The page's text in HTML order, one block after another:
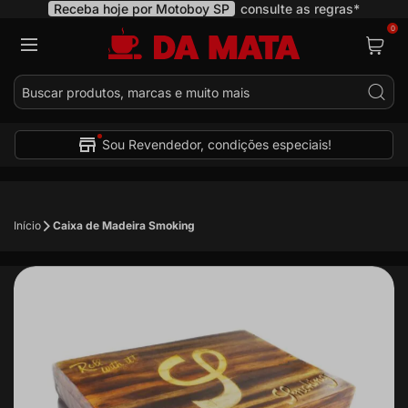
Receba hoje por Motoboy SP consulte as regras*
0
Sou Revendedor, condições especiais!
Início Caixa de Madeira Smoking
Pular
para
Galeria
imagens